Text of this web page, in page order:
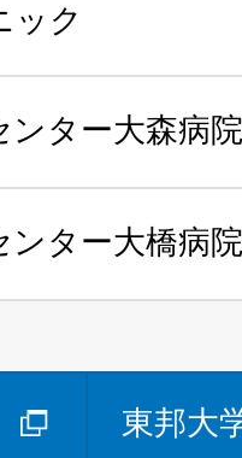
ック
ンター大森病
ンター大橋病
東邦大